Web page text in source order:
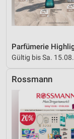
Parfümerie
Gültig bis Sa. 15.08.
Rossmann